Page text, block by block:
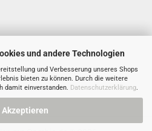
und andere Technologien
und Verbesserung unseres Shops
bieten zu können. Durch die weitere
damit einverstanden. Datenschutzerklärung.
Akzeptieren